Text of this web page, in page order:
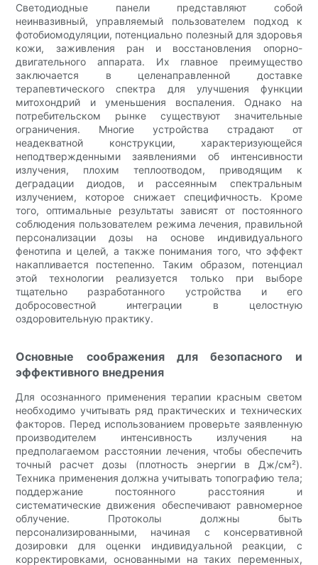
Светодиодные панели представляют собой
неинвазивный, управляемый пользователем подход к
фотобиомодуляции, потенциально полезный для здоровья
кожи, заживления ран и восстановления опорно-
двигательного аппарата. Их главное преимущество
заключается в целенаправленной доставке
терапевтического спектра для улучшения функции
митохондрий и уменьшения воспаления. Однако на
потребительском рынке существуют значительные
ограничения. Многие устройства страдают от
неадекватной конструкции, характеризующейся
неподтвержденными заявлениями об интенсивности
излучения, плохим теплоотводом, приводящим к
деградации диодов, и рассеянным спектральным
излучением, которое снижает специфичность. Кроме
того, оптимальные результаты зависят от постоянного
соблюдения пользователем режима лечения, правильной
персонализации дозы на основе индивидуального
фенотипа и целей, а также понимания того, что эффект
накапливается постепенно. Таким образом, потенциал
этой технологии реализуется только при выборе
тщательно разработанного устройства и его
добросовестной интеграции в целостную
оздоровительную практику.
Основные соображения для безопасного и
эффективного внедрения
Для осознанного применения терапии красным светом
необходимо учитывать ряд практических и технических
факторов. Перед использованием проверьте заявленную
производителем интенсивность излучения на
предполагаемом расстоянии лечения, чтобы обеспечить
точный расчет дозы (плотность энергии в Дж/см²).
Техника применения должна учитывать топографию тела;
поддержание постоянного расстояния и
систематические движения обеспечивают равномерное
облучение. Протоколы должны быть
персонализированными, начиная с консервативной
дозировки для оценки индивидуальной реакции, с
корректировками, основанными на таких переменных,